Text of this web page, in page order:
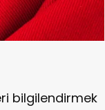
bilgilendirmek